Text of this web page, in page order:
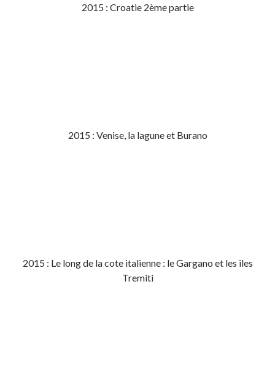
2015 : Croatie 2ème partie
2015 : Venise, la lagune et Burano
2015 : Le long de la cote italienne : le Gargano et les iles
Tremiti